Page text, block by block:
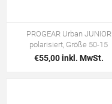
PROGEAR Urban JUNIOR
polarisiert, Größe 50-15
€55,00 inkl. MwSt.